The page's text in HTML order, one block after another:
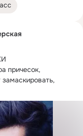
причесок,